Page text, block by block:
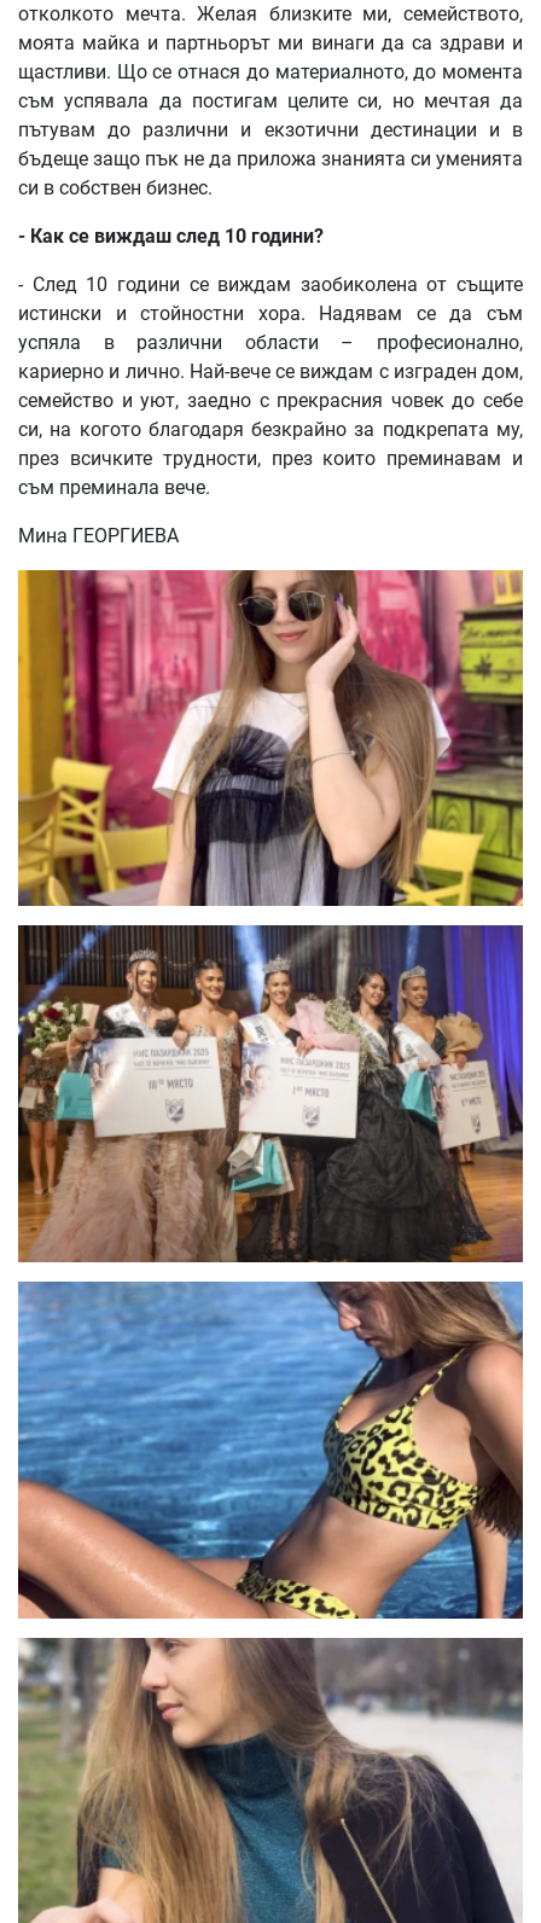
отколкото мечта. Желая близките ми, семейството,
моята майка и партньорът ми винаги да са здрави и
щастливи. Що се отнася до материалното, до момента
съм успявала да постигам целите си, но мечтая да
пътувам до различни и екзотични дестинации и в
бъдеще защо пък не да приложа знанията си уменията
си в собствен бизнес.
- Как се виждаш след 10 години?
- След 10 години се виждам заобиколена от същите
истински и стойностни хора. Надявам се да съм
успяла в различни области – професионално,
кариерно и лично. Най-вече се виждам с изграден дом,
семейство и уют, заедно с прекрасния човек до себе
си, на когото благодаря безкрайно за подкрепата му,
през всичките трудности, през които преминавам и
съм преминала вече.
Мина ГЕОРГИЕВА